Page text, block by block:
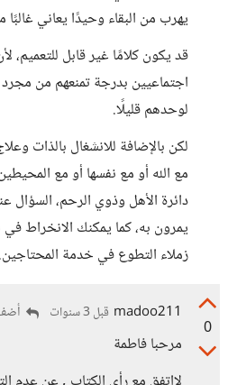
يهرب من البقاء وحيدًا يعاني
قد يكون كلامًا غير قابل
اجتماعيين بدرجة تمنعهم من مجرد
لوحدهم قليلًا.
لكن بالإضافة للانشغال بالذات
مع الله أو مع نفسها أو مع
دائرة الأهل وذوي الرحم، السؤال
يمرون به، كما يمكنك الانخراط
زملاء التطوع في خدمة المحتاجين.
0
madoo211 قبل 3 سنوات
مرحبا فاطمة